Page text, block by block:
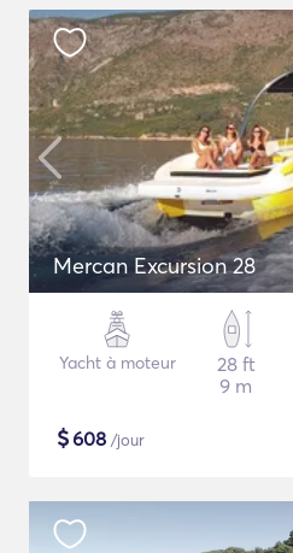
Mercan Excursion 28
Yacht à moteur
28 ft
9 m
$608 /jour